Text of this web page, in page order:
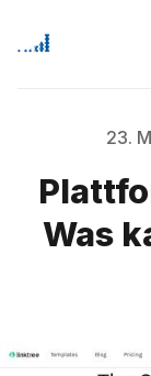
Signup
Bitte
23.
Was